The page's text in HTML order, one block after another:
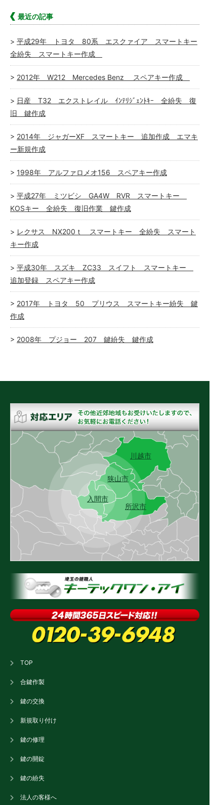
最近の記事
平成29年 トヨタ 80系 エスクァイア スマートキー
全紛失 スマートキー作成
2012年 W212 Mercedes Benz スペアキー作成
日産 T32 エクストレイル ｲﾝﾃﾘｼﾞｪﾝﾄｷｰ 全紛失 復
旧 鍵作成
2014年 ジャガーXF スマートキー 追加作成 エマキ
ー新規作成
1998年 アルファロメオ156 スペアキー作成
平成27年 ミツビシ GA4W RVR スマートキー
KOSキー 全紛失 復旧作業 鍵作成
レクサス NX200ｔ スマートキー 全紛失 スマート
キー作成
平成30年 スズキ ZC33 スイフト スマートキー
追加登録 スペアキー作成
2017年 トヨタ 50 プリウス スマートキー紛失 鍵
作成
2008年 プジョー 207 鍵紛失 鍵作成
入間市
狭山市
所沢市
川越市
TOP
合鍵作製
鍵の交換
新規取り付け
鍵の修理
鍵の開錠
鍵の紛失
法人の客様へ